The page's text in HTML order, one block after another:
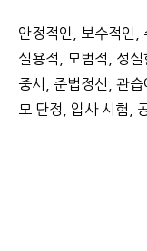
안정적인, 보수적인,
실용적, 모범적, 성
중시, 준법정신, 관
모 단정, 입사 시험,